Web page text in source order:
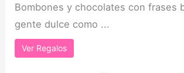
Bombones y chocolates con frases
gente dulce como ...
Ver Regalos